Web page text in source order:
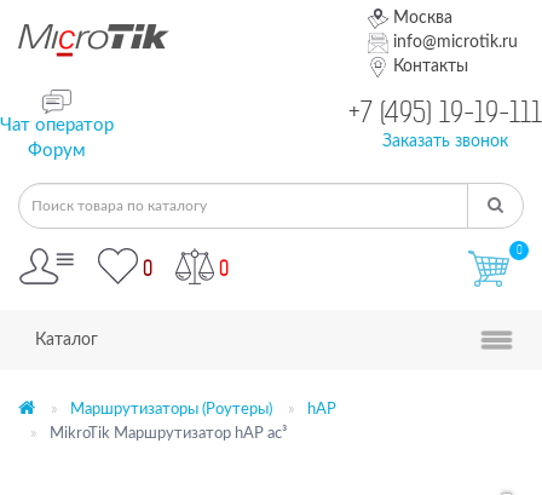
Москва
info@microtik.ru
Контакты
Чат оператор
Форум
+7 (495) 19-19-111
Заказать звонок
0 0
0
Каталог
Маршрутизаторы (Роутеры)
hAP
MikroTik Маршрутизатор hAP ac³